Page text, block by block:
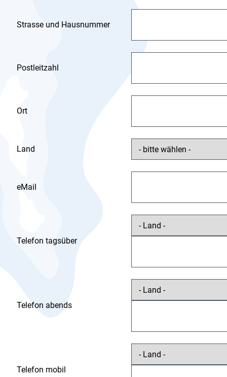
Strasse und Hausnummer
Postleitzahl
Ort
Land
eMail
Telefon tagsüber
Telefon abends
Telefon mobil